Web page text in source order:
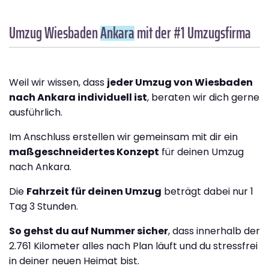
Umzug WiesbadenAnkaramit der #1 Umzugsfirma
Weil wir wissen, dass jeder Umzug von Wiesbaden
nach Ankara individuell ist, beraten wir dich gerne
ausführlich.
Im Anschluss erstellen wir gemeinsam mit dir ein
maßgeschneidertes Konzept für deinen Umzug
nach Ankara.
Die Fahrzeit für deinen Umzug beträgt dabei nur 1
Tag 3 Stunden.
So gehst du auf Nummer sicher, dass innerhalb der
2.761 Kilometer alles nach Plan läuft und du stressfrei
in deiner neuen Heimat bist.